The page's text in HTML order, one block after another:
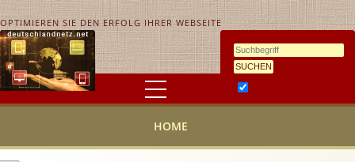
OPTIMIEREN SIE DEN ERFOLG IHRER WEBSEITE
HOME